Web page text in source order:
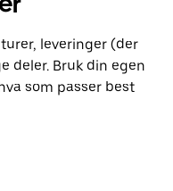
leveringer (der
deler. Bruk din egen
som passer best